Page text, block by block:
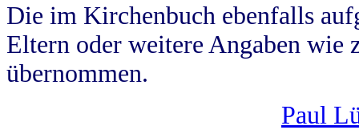
Die im Kirchenbuch ebenfalls
Eltern oder weitere Angaben wie
übernommen.
Paul